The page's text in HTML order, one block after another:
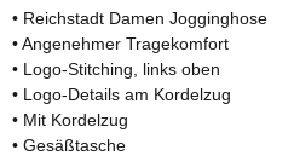
• Reichstadt Damen Jogginghose
• Angenehmer Tragekomfort
• Logo-Stitching, links oben
• Logo-Details am Kordelzug
• Mit Kordelzug
• Gesäßtasche